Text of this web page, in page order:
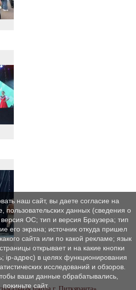
наш сайт, вы даете согласие на
пользовательских данных (сведения о
ОС; тип и версия Браузера; тип
его экрана; источник откуда пришел
сайта или по какой рекламе; язык
открывает и на какие кнопки
ip-адрес) в целях функционирования
исследований и обзоров.
ваши данные обрабатывались,
покиньте сайт.